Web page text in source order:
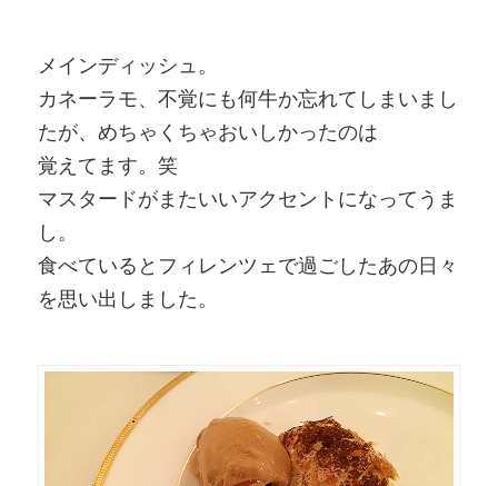
メインディッシュ。
カネーラモ、不覚にも何牛か忘れてしまいまし
たが、めちゃくちゃおいしかったのは
覚えてます。笑
マスタードがまたいいアクセントになってうま
し。
食べているとフィレンツェで過ごしたあの日々
を思い出しました。